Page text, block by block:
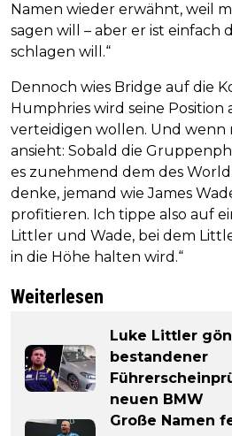
Namen wieder erwähnt, weil
sagen will – aber er ist einfach
schlagen will.“
Dennoch wies Bridge auf die
Humphries wird seine Position
verteidigen wollen. Und wenn
ansieht: Sobald die
es zunehmend dem des
denke, jemand wie James
profitieren. Ich tippe also auf
Littler und Wade, bei dem
in die Höhe halten wird.“
Weiterlesen
Luke Littler
bestandener
neuen BMW
Große Namen